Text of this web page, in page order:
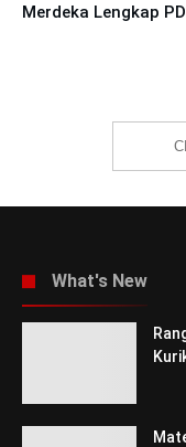
Merdeka Lengkap
What's New